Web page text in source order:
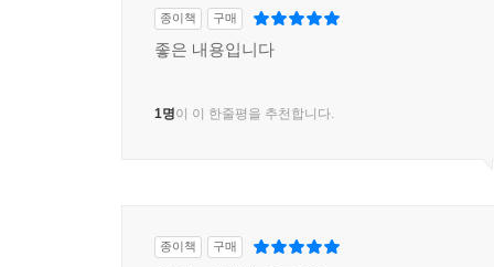
종이책 구매
좋은 내용입니다
1명이 이 한줄평을 추천합니다.
종이책 구매